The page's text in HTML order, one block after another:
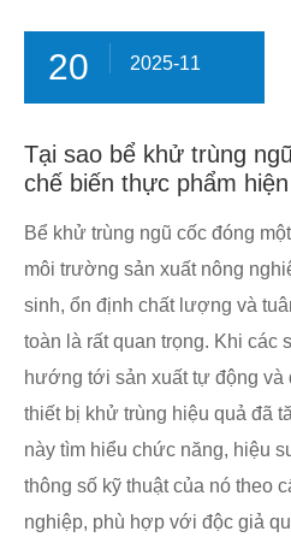
20 2025-11
Tại sao bể khử trùng
chế biến thực phẩm
​Bể khử trùng ngũ cốc đóng
môi trường sản xuất nông
sinh, ổn định chất lượng và
toàn là rất quan trọng. Khi các
hướng tới sản xuất tự động và
thiết bị khử trùng hiệu quả đã
này tìm hiểu chức năng, hiệu
thông số kỹ thuật của nó theo
nghiệp, phù hợp với độc giả